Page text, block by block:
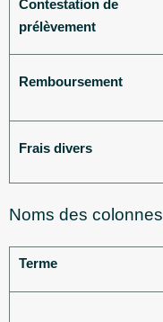
Contestation de
prélèvement
Remboursement
Frais divers
Noms des colonnes
Terme